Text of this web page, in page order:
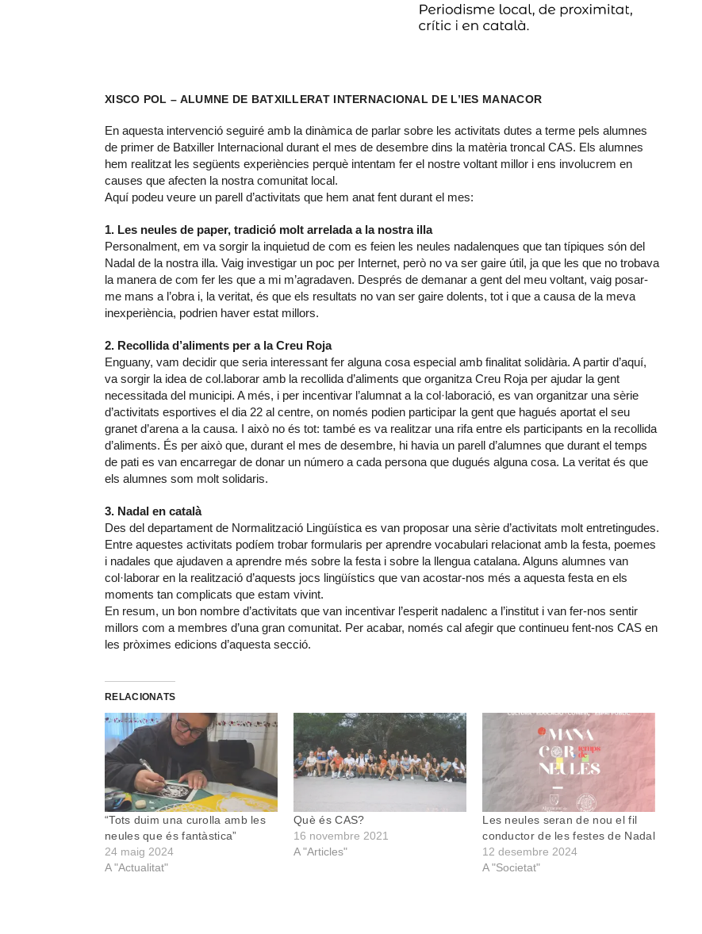
XISCO POL – ALUMNE DE BATXILLERAT INTERNACIONAL DE L’IES MANACOR
En aquesta intervenció seguiré amb la dinàmica de parlar sobre les activitats dutes a terme pels alumnes
de primer de Batxiller Internacional durant el mes de desembre dins la matèria troncal CAS. Els alumnes
hem realitzat les següents experiències perquè intentam fer el nostre voltant millor i ens involucrem en
causes que afecten la nostra comunitat local.
Aquí podeu veure un parell d’activitats que hem anat fent durant el mes:
1. Les neules de paper, tradició molt arrelada a la nostra illa
Personalment, em va sorgir la inquietud de com es feien les neules nadalenques que tan típiques són del
Nadal de la nostra illa. Vaig investigar un poc per Internet, però no va ser gaire útil, ja que les que no trobava
la manera de com fer les que a mi m’agradaven. Després de demanar a gent del meu voltant, vaig posar-
me mans a l’obra i, la veritat, és que els resultats no van ser gaire dolents, tot i que a causa de la meva
inexperiència, podrien haver estat millors.
2. Recollida d’aliments per a la Creu Roja
Enguany, vam decidir que seria interessant fer alguna cosa especial amb finalitat solidària. A partir d’aquí,
va sorgir la idea de col.laborar amb la recollida d’aliments que organitza Creu Roja per ajudar la gent
necessitada del municipi. A més, i per incentivar l’alumnat a la col·laboració, es van organitzar una sèrie
d’activitats esportives el dia 22 al centre, on només podien participar la gent que hagués aportat el seu
granet d’arena a la causa. I això no és tot: també es va realitzar una rifa entre els participants en la recollida
d’aliments. És per això que, durant el mes de desembre, hi havia un parell d’alumnes que durant el temps
de pati es van encarregar de donar un número a cada persona que dugués alguna cosa. La veritat és que
els alumnes som molt solidaris.
3. Nadal en català
Des del departament de Normalització Lingüística es van proposar una sèrie d’activitats molt entretingudes.
Entre aquestes activitats podíem trobar formularis per aprendre vocabulari relacionat amb la festa, poemes
i nadales que ajudaven a aprendre més sobre la festa i sobre la llengua catalana. Alguns alumnes van
col·laborar en la realització d’aquests jocs lingüístics que van acostar-nos més a aquesta festa en els
moments tan complicats que estam vivint.
En resum, un bon nombre d’activitats que van incentivar l’esperit nadalenc a l’institut i van fer-nos sentir
millors com a membres d’una gran comunitat. Per acabar, només cal afegir que continueu fent-nos CAS en
les pròximes edicions d’aquesta secció.
RELACIONATS
“Tots duim una curolla amb les
neules que és fantàstica”
24 maig 2024
A "Actualitat"
Què és CAS?
16 novembre 2021
A "Articles"
Les neules seran de nou el fil
conductor de les festes de Nadal
12 desembre 2024
A "Societat"